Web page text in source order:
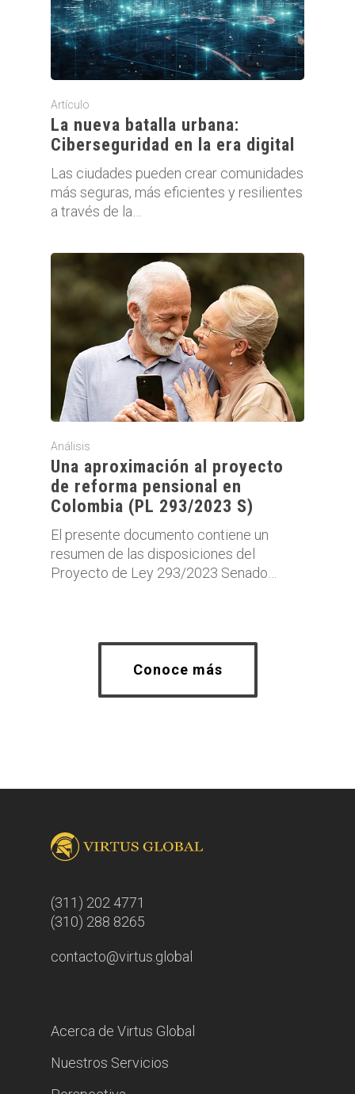
Artículo
La nueva batalla urbana:
Ciberseguridad en la era digital
Las ciudades pueden crear comunidades
más seguras, más eficientes y resilientes
a través de la…
Análisis
Una aproximación al proyecto
de reforma pensional en
Colombia (PL 293/2023 S)
El presente documento contiene un
resumen de las disposiciones del
Proyecto de Ley 293/2023 Senado…
Conoce más
(311) 202 4771
(310) 288 8265
contacto@virtus.global
Acerca de Virtus Global
Nuestros Servicios